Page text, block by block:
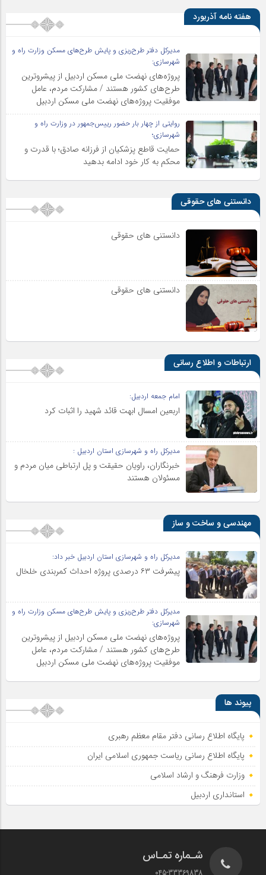
هفته نامه آذریورد
مدیرکل دفتر طرح‌ریزی و پایش طرح‌های مسکن وزارت راه و
شهرسازی:
پروژه‌های نهضت ملی مسکن اردبیل از پیشروترین
طرح‌های کشور هستند / مشارکت مردم، عامل
موفقیت پروژه‌های نهضت ملی مسکن اردبیل
روایتی از چهار بار حضور رییس‌جمهور در وزارت راه و
شهرسازی؛
حمایت قاطع پزشکیان از فرزانه صادق؛ با قدرت و
محکم به کار خود ادامه بدهید
دانستنی های حقوقی
دانستنی های حقوقی
دانستنی های حقوقی
ارتباطات و اطلاع رسانی
امام جمعه اردبیل:
اربعین امسال ابهت قائد شهید را اثبات کرد
مدیرکل راه و شهرسازی استان اردبیل :
خبرنگاران، راویان حقیقت و پل ارتباطی میان مردم و
مسئولان هستند
مهندسی و ساخت و ساز
مدیرکل راه و شهرسازی استان اردبیل خبر داد:
پیشرفت ۶۳ درصدی پروژه احداث کمربندی خلخال
مدیرکل دفتر طرح‌ریزی و پایش طرح‌های مسکن وزارت راه و
شهرسازی:
پروژه‌های نهضت ملی مسکن اردبیل از پیشروترین
طرح‌های کشور هستند / مشارکت مردم، عامل
موفقیت پروژه‌های نهضت ملی مسکن اردبیل
پیوند ها
پایگاه اطلاع رسانی دفتر مقام معظم رهبری
پایگاه اطلاع‌ رسانی ریاست‌ جمهوری اسلامی ایران
وزارت فرهنگ و ارشاد اسلامی
استانداری اردبیل
شـماره تمـاس